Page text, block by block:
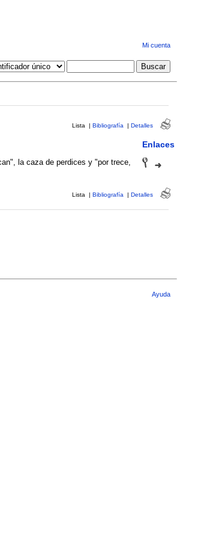
Mi cuenta
Lista | Bibliografía | Detalles
Enlaces
la caza de perdices y "por trece,
Lista | Bibliografía | Detalles
Ayuda